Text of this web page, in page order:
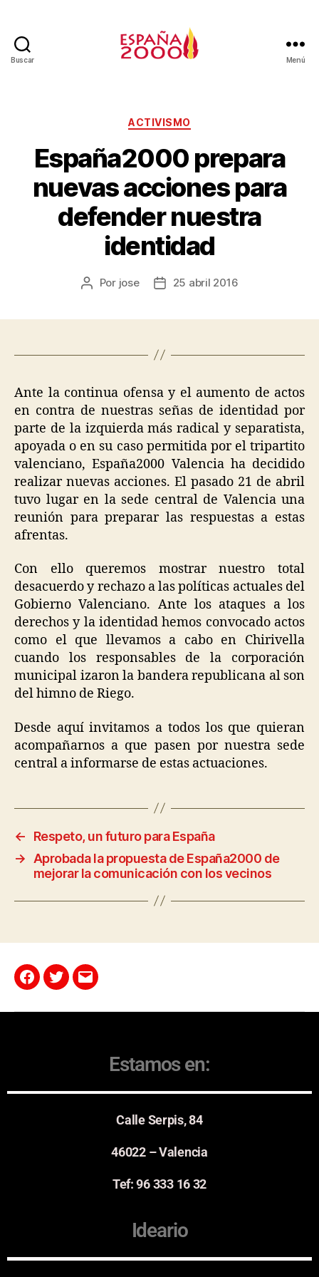
Buscar Menú
ACTIVISMO
España2000 prepara
nuevas acciones para
defender nuestra
identidad
Por jose 25 abril 2016
Ante la continua ofensa y el aumento de actos
en contra de nuestras señas de identidad por
parte de la izquierda más radical y separatista,
apoyada o en su caso permitida por el tripartito
valenciano, España2000 Valencia ha decidido
realizar nuevas acciones. El pasado 21 de abril
tuvo lugar en la sede central de Valencia una
reunión para preparar las respuestas a estas
afrentas.
Con ello queremos mostrar nuestro total
desacuerdo y rechazo a las políticas actuales del
Gobierno Valenciano. Ante los ataques a los
derechos y la identidad hemos convocado actos
como el que llevamos a cabo en Chirivella
cuando los responsables de la corporación
municipal izaron la bandera republicana al son
del himno de Riego.
Desde aquí invitamos a todos los que quieran
acompañarnos a que pasen por nuestra sede
central a informarse de estas actuaciones.
←
Respeto, un futuro para España
→
Aprobada la propuesta de España2000 de
mejorar la comunicación con los vecinos
Estamos en:
Calle Serpis, 84
46022 – Valencia
Tef: 96 333 16 32
Ideario